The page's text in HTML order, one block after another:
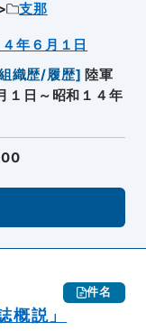
支那
年６月１日
織歴/履歴] 陸軍
１日～昭和１４年
件名
概説」